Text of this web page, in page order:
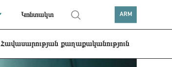
Կոնտակտ ARM
Հավասարության քաղաքականություն